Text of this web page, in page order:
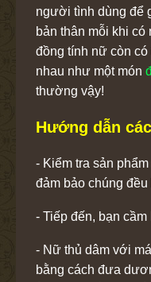
người tình dùng để
bản thân mỗi khi có
đồng tính nữ còn
nhau như một món
thường vậy!
Hướng dẫn
- Kiểm tra sản
đảm bảo chúng
- Tiếp đến, bạn
- Nữ thủ dâm với
bằng cách đưa